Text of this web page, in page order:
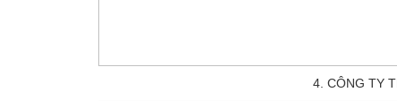
4. CÔNG TY